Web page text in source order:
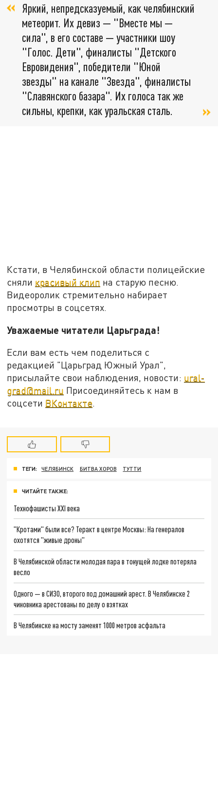
Яркий, непредсказуемый, как челябинский
метеорит. Их девиз — "Вместе мы —
сила", в его составе — участники шоу
"Голос. Дети", финалисты "Детского
Евровидения", победители "Юной
звезды" на канале "Звезда", финалисты
"Славянского базара". Их голоса так же
сильны, крепки, как уральская сталь.
Кстати, в Челябинской области полицейские
сняли красивый клип на старую песню.
Видеоролик стремительно набирает
просмотры в соцсетях.
Уважаемые читатели Царьграда!
Если вам есть чем поделиться с
редакцией "Царьград Южный Урал",
присылайте свои наблюдения, новости: ural-
grad@mail.ru Присоединяйтесь к нам в
соцсети ВКонтакте.
ТЕГИ: ЧЕЛЯБИНСК БИТВА ХОРОВ ТУТТИ
ЧИТАЙТЕ ТАКЖЕ:
Технофашисты XXI века
"Кротами" были все? Теракт в центре Москвы: На генералов
охотятся "живые дроны"
В Челябинской области молодая пара в тонущей лодке потеряла
весло
Одного — в СИЗО, второго под домашний арест. В Челябинске 2
чиновника арестованы по делу о взятках
В Челябинске на мосту заменят 1000 метров асфальта